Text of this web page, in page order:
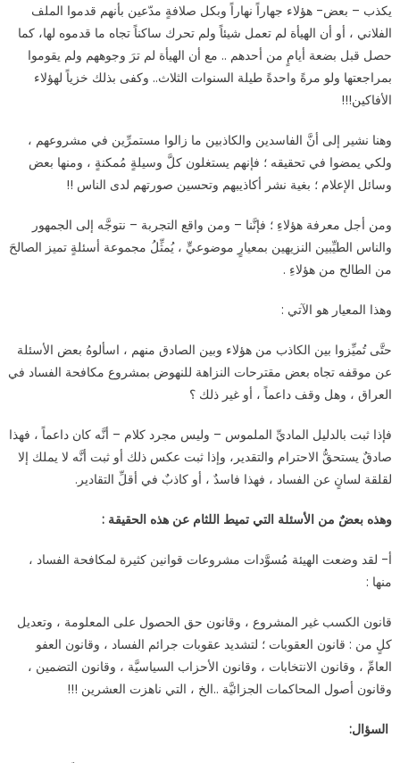
يكذب – بعض- هؤلاء جهاراً نهاراً وبكل صلافةٍ مدّعين بأنهم قدموا الملف
الفلاني ، أو أن الهيأة لم تعمل شيئاً ولم تحرك ساكناً تجاه ما قدموه لها، كما
حصل قبل بضعة أيامٍ من أحدهم .. مع أن الهيأة لم ترَ وجوههم ولم يقوموا
بمراجعتها ولو مرةً واحدةً طيلة السنوات الثلاث.. وكفى بذلك خزياً لهؤلاء
الأفاكين!!!
وهنا نشير إلى أنَّ الفاسدين والكاذبين ما زالوا مستمرِّين في مشروعهم ،
ولكي يمضوا في تحقيقه ؛ فإنهم يستغلون كلَّ وسيلةٍ مُمكنةٍ ، ومنها بعض
وسائل الإعلام ؛ بغية نشر أكاذيبهم وتحسين صورتهم لدى الناس !!
ومن أجل معرفة هؤلاءِ ؛ فإنَّنا – ومن واقع التجربة – نتوجَّه إلى الجمهور
والناس الطيِّبين النزيهين بمعيارٍ موضوعيٍّ ، يُمثِّلُ مجموعة أسئلةٍ تميز الصالحَ
من الطالح من هؤلاءِ .
وهذا المعيار هو الآتي :
حتَّى تُميِّزوا بين الكاذب من هؤلاء وبين الصادق منهم ، اسألوهُ بعض الأسئلة
عن موقفه تجاه بعض مقترحات النزاهة للنهوض بمشروع مكافحة الفساد في
العراق ، وهل وقف داعماً ، أو غير ذلك ؟
فإذا ثبت بالدليل الماديِّ الملموس – وليس مجرد كلام – أنَّه كان داعماً ، فهذا
صادقٌ يستحقُّ الاحترام والتقدير، وإذا ثبت عكس ذلك أو ثبت أنَّه لا يملك إلا
لقلقة لسانٍ عن الفساد ، فهذا فاسدٌ ، أو كاذبٌ في أقلِّ التقادير.
وهذه بعضٌ من الأسئلة التي تميط اللثام عن هذه الحقيقة :
أ- لقد وضعت الهيئة مُسوَّدات مشروعات قوانين كثيرة لمكافحة الفساد ،
منها :
قانون الكسب غير المشروع ، وقانون حق الحصول على المعلومة ، وتعديل
كلٍ من : قانون العقوبات ؛ لتشديد عقوبات جرائم الفساد ، وقانون العفو
العامِّ ، وقانون الانتخابات ، وقانون الأحزاب السياسيَّة ، وقانون التضمين ،
وقانون أصول المحاكمات الجزائيَّة ..الخ ، التي ناهزت العشرين !!!
السؤال: